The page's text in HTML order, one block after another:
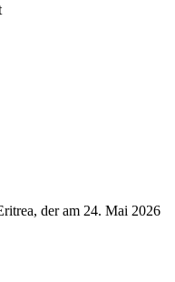
der am 24. Mai 2026